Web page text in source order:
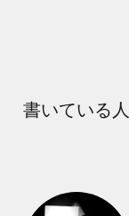
書いている人